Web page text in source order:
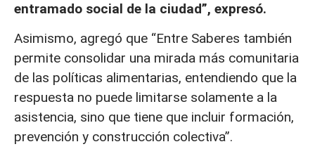
entramado social de la ciudad”, expresó.
Asimismo, agregó que “Entre Saberes también
permite consolidar una mirada más comunitaria
de las políticas alimentarias, entendiendo que la
respuesta no puede limitarse solamente a la
asistencia, sino que tiene que incluir formación,
prevención y construcción colectiva”.